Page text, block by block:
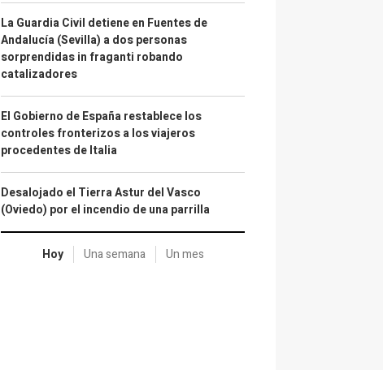
La Guardia Civil detiene en Fuentes de
Andalucía (Sevilla) a dos personas
sorprendidas in fraganti robando
catalizadores
El Gobierno de España restablece los
controles fronterizos a los viajeros
procedentes de Italia
Desalojado el Tierra Astur del Vasco
(Oviedo) por el incendio de una parrilla
Hoy Una semana Un mes